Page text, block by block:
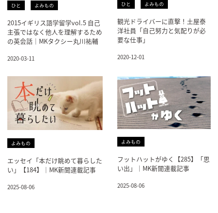
ひと よみもの
2015イギリス語学留学vol.5 自己
主張ではなく他人を理解するため
の英会話｜MKタクシー丸川祐輔
2020-03-11
ひと よみもの
観光ドライバーに直撃！土屋泰
洋社員「自己努力と気配りが必
要な仕事」
2020-12-01
よみもの
エッセイ「本だけ眺めて暮らした
い」【184】｜MK新聞連載記事
2025-08-06
よみもの
フットハットがゆく【285】「思
い出」｜MK新聞連載記事
2025-08-06